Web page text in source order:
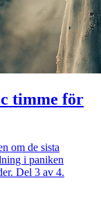
timme för
om de sista
i paniken
Del 3 av 4.